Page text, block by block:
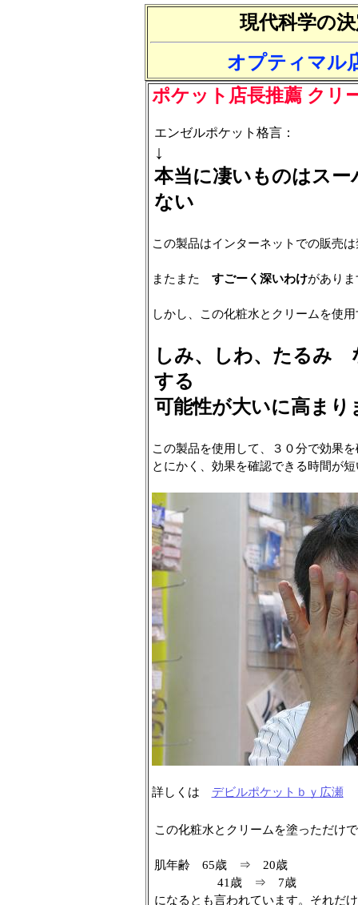
現代科学の
オプティマル
ポケット店長推薦 クリ
エンゼルポケット格言：
↓
本当に凄いものはス
ない
この製品はインターネットでの販売
またまた すごーく深いわけがあり
しかし、この化粧水とクリームを使
しみ、しわ、たるみ
する
可能性が大いに高まり
この製品を使用して、３０分で効果
とにかく、効果を確認できる時間が
詳しくは デビルポケットｂｙ広瀬
この化粧水とクリームを塗っただけで
肌年齢 65歳 ⇒ 20歳
41歳 ⇒ 7歳
になるとも言われています。それだ